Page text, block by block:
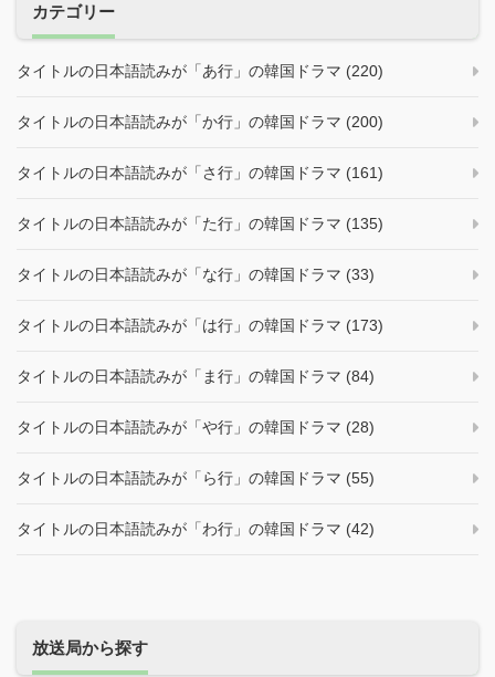
カテゴリー
タイトルの日本語読みが「あ行」の韓国ドラマ (220)
タイトルの日本語読みが「か行」の韓国ドラマ (200)
タイトルの日本語読みが「さ行」の韓国ドラマ (161)
タイトルの日本語読みが「た行」の韓国ドラマ (135)
タイトルの日本語読みが「な行」の韓国ドラマ (33)
タイトルの日本語読みが「は行」の韓国ドラマ (173)
タイトルの日本語読みが「ま行」の韓国ドラマ (84)
タイトルの日本語読みが「や行」の韓国ドラマ (28)
タイトルの日本語読みが「ら行」の韓国ドラマ (55)
タイトルの日本語読みが「わ行」の韓国ドラマ (42)
放送局から探す